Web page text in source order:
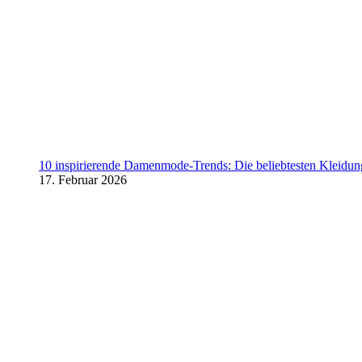
10 inspirierende Damenmode-Trends: Die beliebtesten
17. Februar 2026